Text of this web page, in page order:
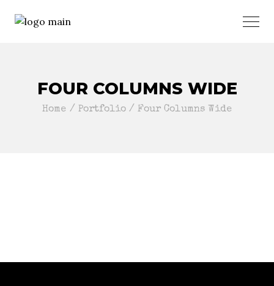
FOUR COLUMNS WIDE
Home Portfolio Four Columns Wide